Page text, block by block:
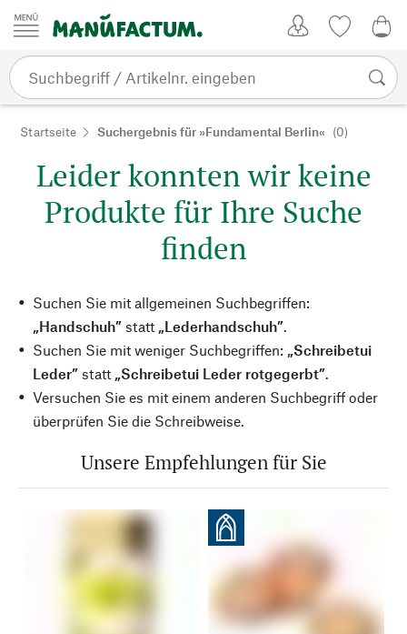
Zum Inhalt springen
Startseite Suchergebnis für »Fundamental Berlin« (0)
Leider konnten wir keine
Produkte für Ihre Suche
finden
Suchen Sie mit allgemeinen Suchbegriffen:
„Handschuh” statt „Lederhandschuh”.
Suchen Sie mit weniger Suchbegriffen: „Schreibetui
Leder” statt „Schreibetui Leder rotgegerbt”.
Versuchen Sie es mit einem anderen Suchbegriff oder
überprüfen Sie die Schreibweise.
Unsere Empfehlungen für Sie